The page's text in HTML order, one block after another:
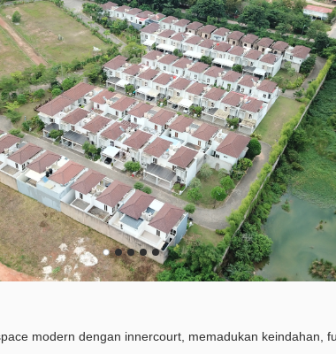
modern dengan innercourt, memadukan keindahan,